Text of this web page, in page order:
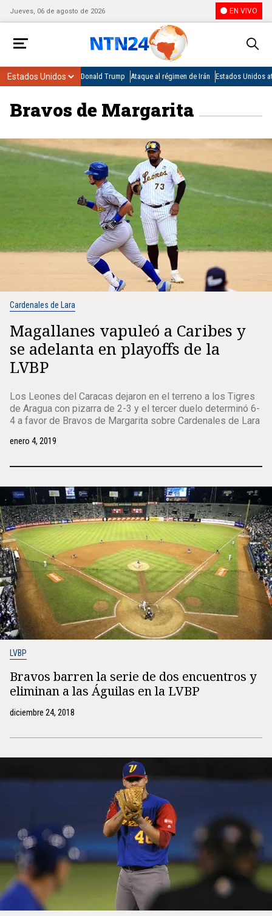
Jueves, 06 de agosto de 2026 EN VIVO
Donald Trump Ataque al régimen de Irán Estados Unidos
Bravos de Margarita
Cardenales de Lara
Magallanes vapuleó a Caribes y
se adelanta en playoffs de la
LVBP
Los Leones del Caracas dejaron en el terreno a los Tigres
de Aragua con pizarra de 2-3 y el tercer duelo determinó 6-
4 a favor de Bravos de Margarita sobre Cardenales de Lara
enero 4, 2019
LVBP
Bravos barren la serie de dos encuentros y
eliminan a las Águilas en la LVBP
diciembre 24, 2018